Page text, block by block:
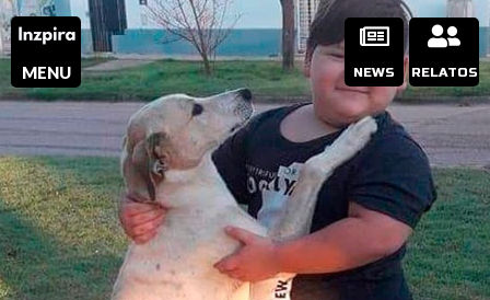
MENU NEWS RELATOS